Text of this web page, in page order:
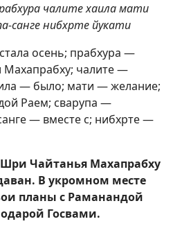
чалите хаила мати
санге нибхрте йукати
осень; прабхура —
чалите —
— было; мати — желание;
Раем; сварупа —
— вместе с; нибхрте —
Шри Чайтанья Махапрабху
В укромном месте
планы с Раманандой
Госвами.